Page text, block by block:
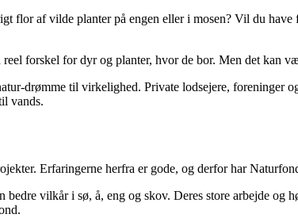
flor af vilde planter på engen eller i mosen? Vil du
forskel for dyr og planter, hvor de bor. Men det kan
drømme til virkelighed. Private lodsejere, foreninger
vands.
Erfaringerne herfra er gode, og derfor har
vilkår i sø, å, eng og skov. Deres store arbejde